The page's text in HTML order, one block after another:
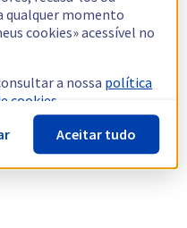
qualquer momento
cookies» acessível no
a nossa política
cookies.
Aceitar tudo